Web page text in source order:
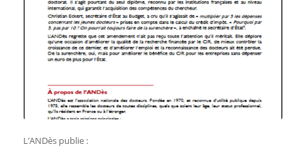
L’ANDès publie :